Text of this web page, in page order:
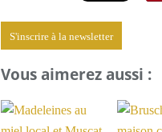
S'inscrire à la newsletter
Vous aimerez aussi :